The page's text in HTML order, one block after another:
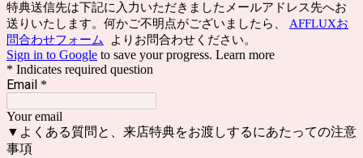
特典送信先は下記に入力いただきましたメールアドレス先へお
送りいたします。何かご不明点がございましたら、 AFFLUXお
問合わせフォーム よりお問合わせください。
Sign in to Google to save your progress. Learn more
* Indicates required question
Email *
Your email
▼よくある質問と、来店特典をお渡しするにあたっての注意
事項